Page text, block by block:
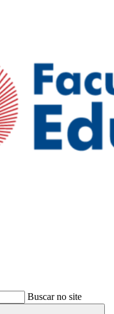
Buscar no site